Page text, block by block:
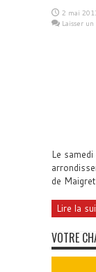
2 mai
Laisser
Le
de
Lire la
VOTRE